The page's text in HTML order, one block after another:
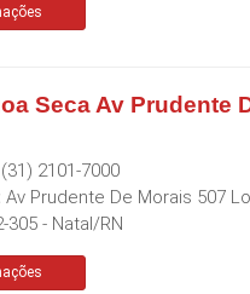
Seca Av Prudente
(31) 2101-7000
Av Prudente De Morais 507
305 - Natal/RN